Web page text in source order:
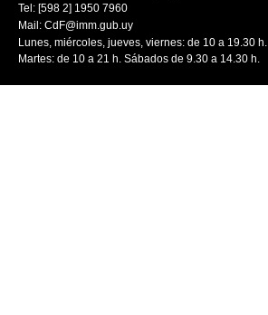
Tel: [598 2] 1950 7960
Mail: CdF@imm.gub.uy
Lunes, miércoles, jueves, viernes: de 10 a 19.30 h.
Martes: de 10 a 21 h. Sábados de 9.30 a 14.30 h.